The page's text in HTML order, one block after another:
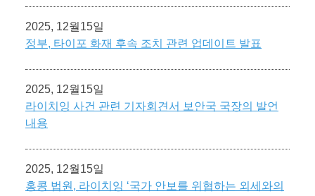
2025, 12월15일
정부, 타이포 화재 후속 조치 관련 업데이트 발표
2025, 12월15일
라이치잉 사건 관련 기자회견서 보안국 국장의 발언
내용
2025, 12월15일
홍콩 법원, 라이치잉 ‘국가 안보를 위협하는 외세와의